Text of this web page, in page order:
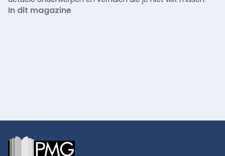
In dit magazine
Footer